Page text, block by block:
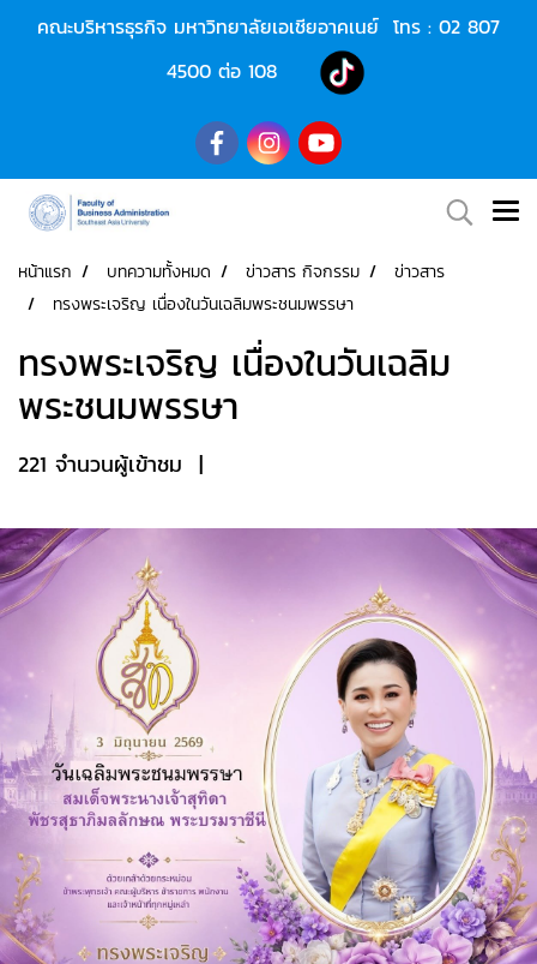
คณะบริหารธุรกิจ มหาวิทยาลัยเอเชียอาคเนย์ โทร : 02 807
4500ต่อ 108
หน้าแรก บทความทั้งหมด ข่าวสาร กิจกรรม
ข่าวสาร
ทรงพระเจริญ เนื่องในวันเฉลิมพระชนมพรรษา
ทรงพระเจริญ เนื่องในวันเฉลิม
พระชนมพรรษา
221 จำนวนผู้เข้าชม |